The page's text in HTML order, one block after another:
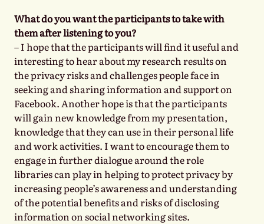
What do you want the participants to take with
them after listening to you?
– I hope that the participants will find it useful and
interesting to hear about my research results on
the privacy risks and challenges people face in
seeking and sharing information and support on
Facebook. Another hope is that the participants
will gain new knowledge from my presentation,
knowledge that they can use in their personal life
and work activities. I want to encourage them to
engage in further dialogue around the role
libraries can play in helping to protect privacy by
increasing people’s awareness and understanding
of the potential benefits and risks of disclosing
information on social networking sites.